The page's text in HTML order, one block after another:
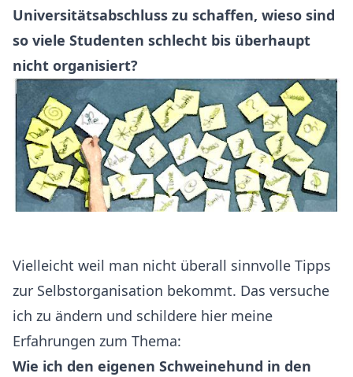
Universitätsabschluss zu schaffen, wieso sind
so viele Studenten schlecht bis überhaupt
nicht organisiert?
Vielleicht weil man nicht überall sinnvolle Tipps
zur Selbstorganisation bekommt. Das versuche
ich zu ändern und schildere hier meine
Erfahrungen zum Thema:
Wie ich den eigenen Schweinehund in den